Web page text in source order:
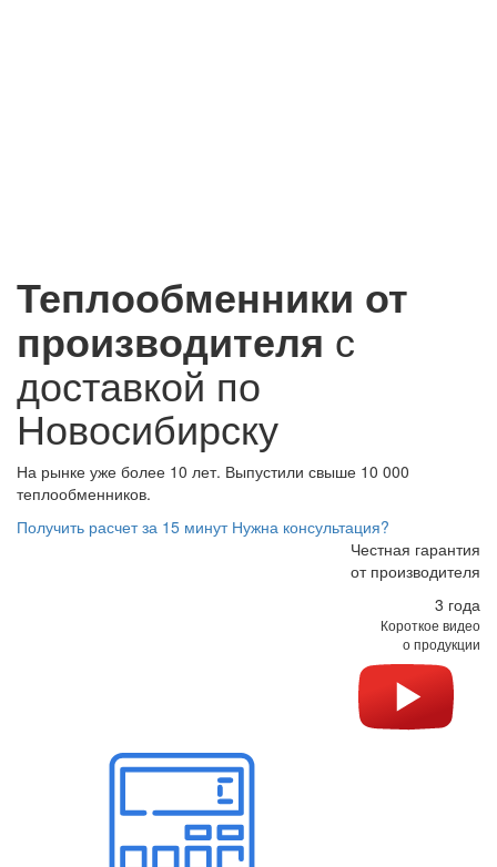
Теплообменники от
производителя с
доставкой по
Новосибирску
На рынке уже более 10 лет. Выпустили свыше 10 000
теплообменников.
Получить расчет за 15 минут Нужна консультация?
Честная гарантия
от производителя
3 года
Короткое видео
о продукции